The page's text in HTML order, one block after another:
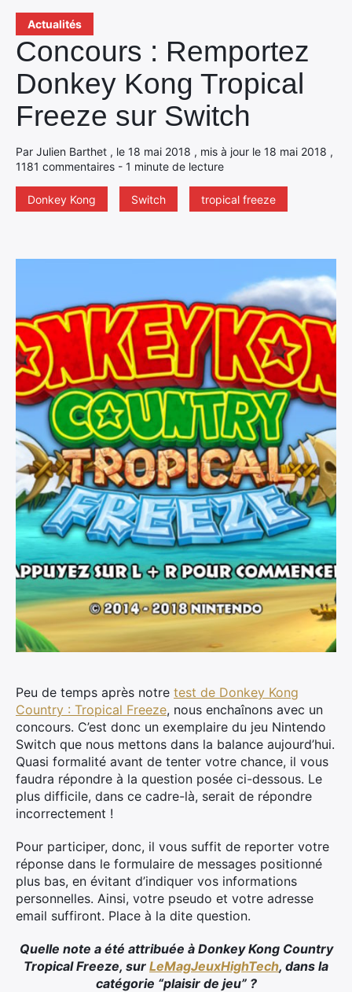
Actualités
Concours : Remportez
Donkey Kong Tropical
Freeze sur Switch
Par Julien Barthet , le 18 mai 2018 , mis à jour le 18 mai 2018 ,
1181 commentaires - 1 minute de lecture
Donkey Kong Switch tropical freeze
Peu de temps après notre test de Donkey Kong
Country : Tropical Freeze, nous enchaînons avec un
concours. C’est donc un exemplaire du jeu Nintendo
Switch que nous mettons dans la balance aujourd’hui.
Quasi formalité avant de tenter votre chance, il vous
faudra répondre à la question posée ci-dessous. Le
plus difficile, dans ce cadre-là, serait de répondre
incorrectement !
Pour participer, donc, il vous suffit de reporter votre
réponse dans le formulaire de messages positionné
plus bas, en évitant d’indiquer vos informations
personnelles. Ainsi, votre pseudo et votre adresse
email suffiront. Place à la dite question.
Quelle note a été attribuée à Donkey Kong Country
Tropical Freeze, sur LeMagJeuxHighTech, dans la
catégorie “plaisir de jeu” ?